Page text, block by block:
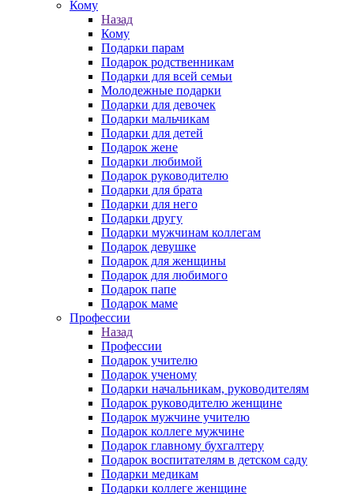
Кому
Назад
Кому
Подарки парам
Подарок родственникам
Подарки для всей семьи
Молодежные подарки
Подарки для девочек
Подарки мальчикам
Подарки для детей
Подарок жене
Подарки любимой
Подарок руководителю
Подарки для брата
Подарки для него
Подарки другу
Подарки мужчинам коллегам
Подарок девушке
Подарок для женщины
Подарок для любимого
Подарок папе
Подарок маме
Профессии
Назад
Профессии
Подарок учителю
Подарок ученому
Подарки начальникам, руководителям
Подарок руководителю женщине
Подарок мужчине учителю
Подарок коллеге мужчине
Подарок главному бухгалтеру
Подарок воспитателям в детском саду
Подарки медикам
Подарки коллеге женщине